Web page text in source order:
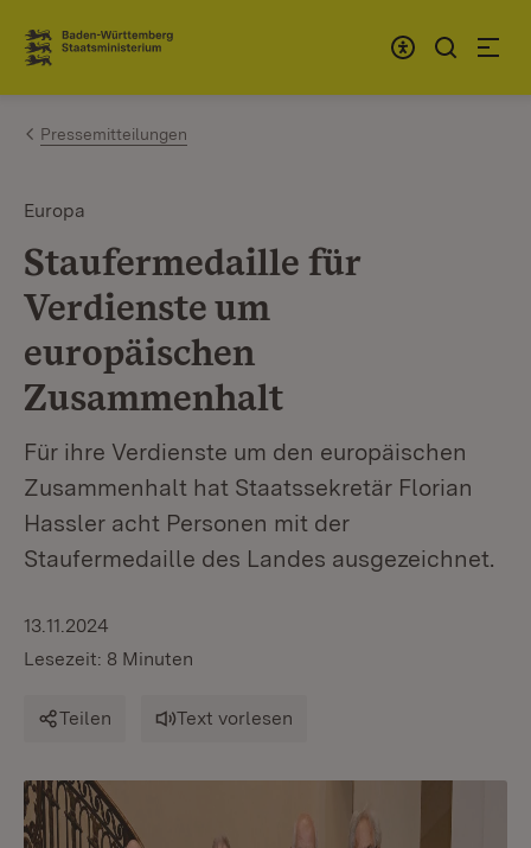
Zum Inhalt springen
Link zur Startseite
Pressemitteilungen
Europa
Staufermedaille für
Verdienste um
europäischen
Zusammenhalt
Für ihre Verdienste um den europäischen
Zusammenhalt hat Staatssekretär Florian
Hassler acht Personen mit der
Staufermedaille des Landes ausgezeichnet.
13.11.2024
Lesezeit: 8 Minuten
Teilen Text vorlesen